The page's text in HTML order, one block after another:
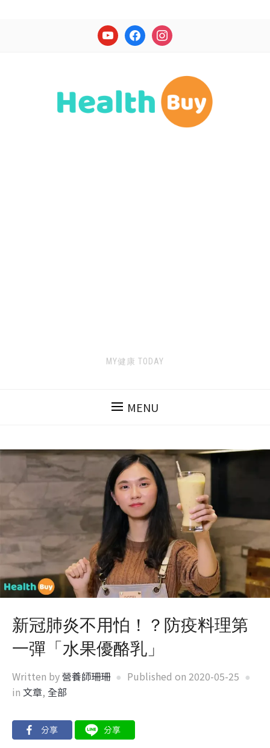
youtube facebookinstagram
MY健康 TODAY
MENU
新冠肺炎不用怕！？防疫料理第
一彈「水果優酪乳」
Written by營養師珊珊 Published on 2020-05-25
in 文章, 全部